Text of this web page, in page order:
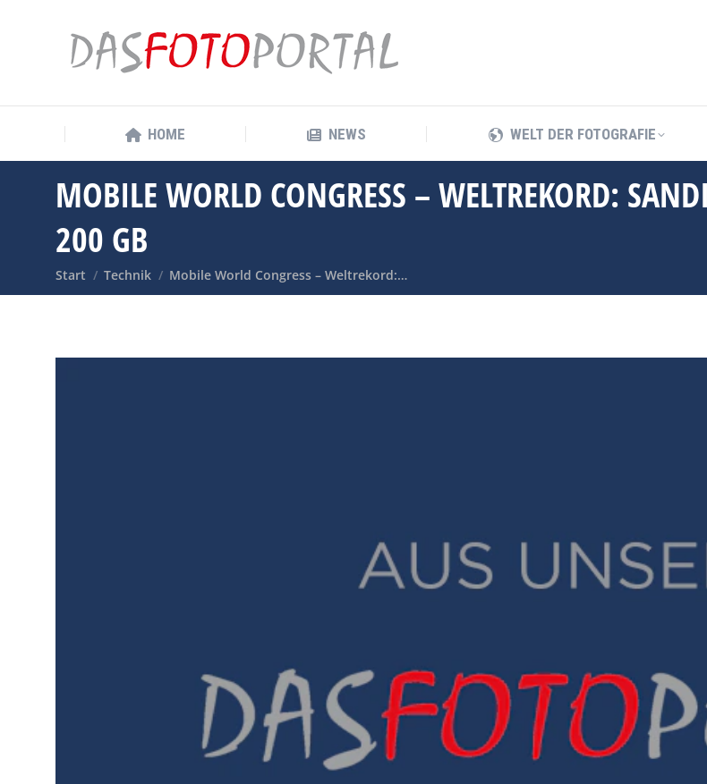
HOME NEWS WELT DER FOTOGRAFIE
MOBILE WORLD CONGRESS – WELTREKORD:
200 GB
Sie befinden sich hier:
Start Technik Mobile World Congress – Weltrekord:…
HOME NEWS